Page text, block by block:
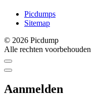
Picdumps
Sitemap
© 2026 Picdump
Alle rechten voorbehouden
Aanmelden